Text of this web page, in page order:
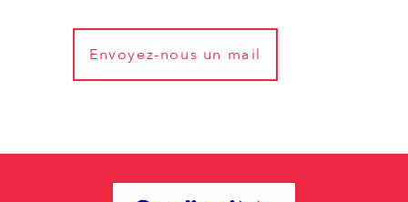
Envoyez-nous un mail